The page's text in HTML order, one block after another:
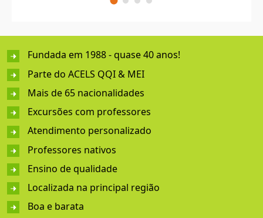
Fundada em 1988 - quase 40 anos!
Parte do ACELS QQI & MEI
Mais de 65 nacionalidades
Excursões com professores
Atendimento personalizado
Professores nativos
Ensino de qualidade
Localizada na principal região
Boa e barata